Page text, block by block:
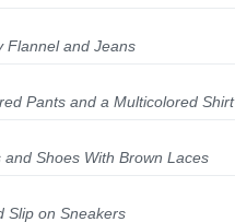
Flannel and Jeans
Pants and a Multicolored Shirt
Shoes With Brown Laces
Slip on Sneakers